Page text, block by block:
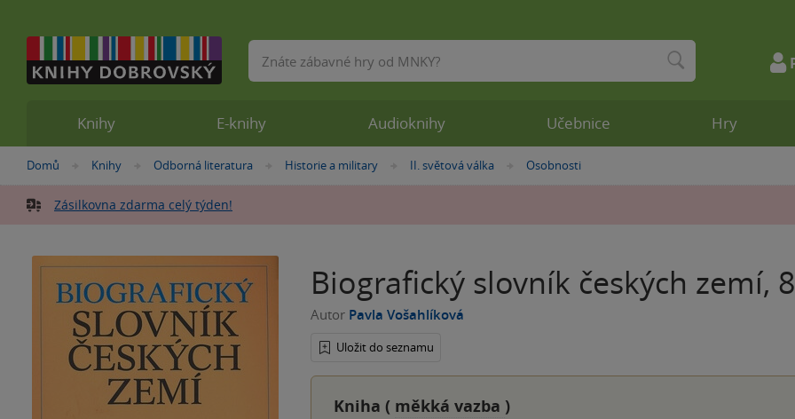
Nacházíte
zde:
Domů »
Knihy »
Odborná literatura »Historie a military »
II. světová válka »
Osobnosti
Zásilkovna zdarma celý týden!
Biografický slovník českých zemí,
Autor Pavla Vošahlíková
Uložit do seznamu
Kniha ( měkká vazba )
Knihy E-knihy Audioknihy Učebnice Hry
Vyhledávání